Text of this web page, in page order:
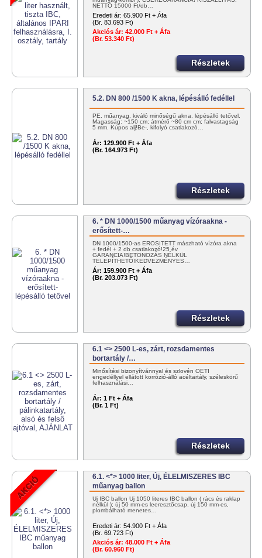
NETTÓ 15000 Ft/db…
Eredeti ár: 65.900 Ft + Áfa
(Br. 83.693 Ft)
Akciós ár: 42.000 Ft + Áfa
(Br. 53.340 Ft)
Részletek
5.2. DN 800 /1500 K akna, lépésálló fedéllel
PE. műanyag, kiváló minőségű akna, lépésálló tetővel.
Magasság: ~150 cm; átmérő ~80 cm cm; falvastagság
5 mm. Kúpos alj!Be-, kifolyó csatlakozó…
Ár: 129.900 Ft + Áfa
(Br. 164.973 Ft)
Részletek
6. * DN 1000/1500 műanyag vízóraakna -
erősített-…
DN 1000/1500-as ERŐSÍTETT mászható vízóra akna
+ fedél + 2 db csatlakozó!25 év
GARANCIA!BETONOZÁS NÉLKÜL
TELEPÍTHETŐ!KEDVEZMÉNYES…
Ár: 159.900 Ft + Áfa
(Br. 203.073 Ft)
Részletek
6.1 <> 2500 L-es, zárt, rozsdamentes
bortartály /…
Minősítési bizonyítvánnyal és szlovén OÉTI
engedéllyel ellátott korrózió-álló acéltartály, széleskörű
felhasználási…
Ár: 1 Ft + Áfa
(Br. 1 Ft)
Részletek
6.1. <*> 1000 liter, Új, ÉLELMISZERES IBC
műanyag ballon
Új IBC ballon Új 1050 literes IBC ballon ( rács és raklap
nélkül ); új 50 mm-es leeresztőcsap, új 150 mm-es,
plombálható menetes…
Eredeti ár: 54.900 Ft + Áfa
(Br. 69.723 Ft)
Akciós ár: 48.000 Ft + Áfa
(Br. 60.960 Ft)